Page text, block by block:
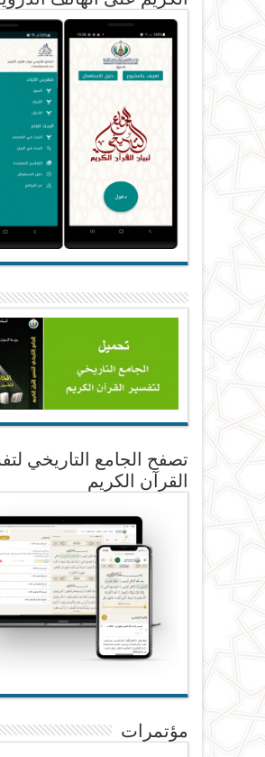
تصفح الجامع التاريخي
القرآن الكريم
مؤتمرات